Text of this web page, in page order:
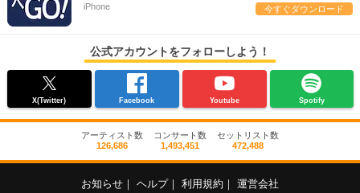
iPhone 今すぐダウンロード
公式アカウントをフォローしよう！
X(Twitter) Facebook Youtube Spotify
アーティスト数
126,686
コンサート数
1,493,451
セットリスト数
472,488
お知らせ ヘルプ 利用規約 運営会社